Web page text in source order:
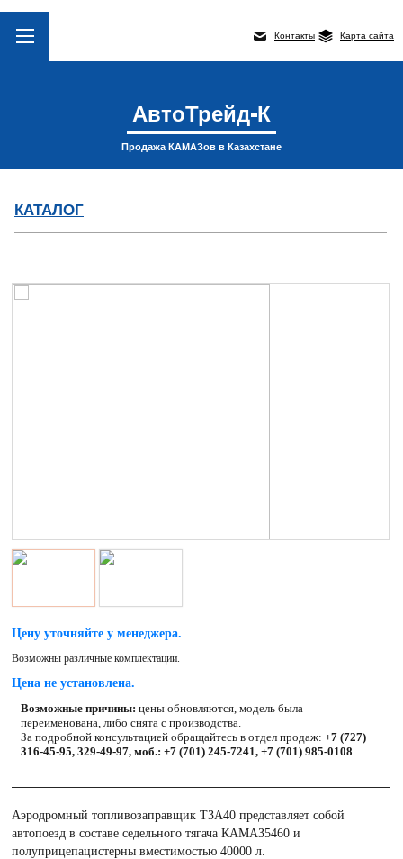
Контакты Карта сайта
АвтоТрейд-К
Продажа КАМАЗов в Казахстане
КАТАЛОГ
Цену уточняйте у менеджера.
Возможны различные комплектации.
Цена не установлена.
Возможные причины: цены обновляются, модель была
переименована, либо снята с производства.
За подробной консультацией обращайтесь в отдел продаж: +7 (727)
316-45-95, 329-49-97, моб.: +7 (701) 245-7241, +7 (701) 985-0108
Аэродромный топливозаправщик ТЗА40 представляет собой
автопоезд в составе седельного тягача КАМАЗ5460 и
полуприцепацистерны вместимостью 40000 л.